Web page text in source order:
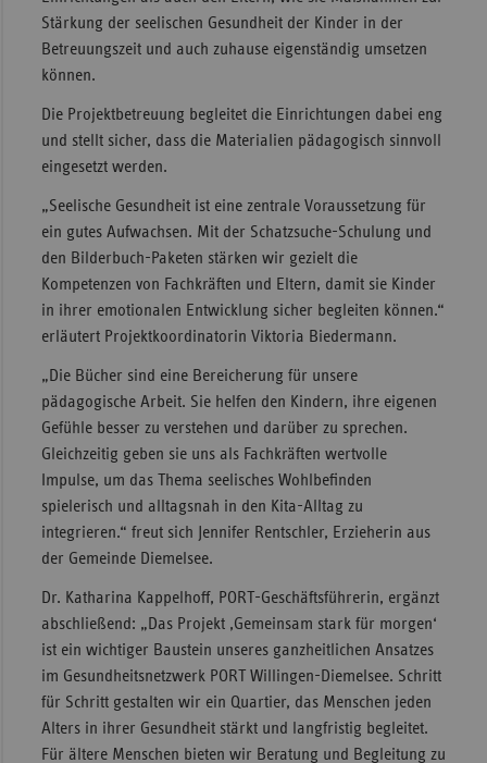
Stärkung der seelischen Gesundheit der Kinder in der
Betreuungszeit und auch zuhause eigenständig umsetzen
können.
Die Projektbetreuung begleitet die Einrichtungen dabei eng
und stellt sicher, dass die Materialien pädagogisch sinnvoll
eingesetzt werden.
„Seelische Gesundheit ist eine zentrale Voraussetzung für
ein gutes Aufwachsen. Mit der Schatzsuche-Schulung und
den Bilderbuch-Paketen stärken wir gezielt die
Kompetenzen von Fachkräften und Eltern, damit sie Kinder
in ihrer emotionalen Entwicklung sicher begleiten können.“
erläutert Projektkoordinatorin Viktoria Biedermann.
„Die Bücher sind eine Bereicherung für unsere
pädagogische Arbeit. Sie helfen den Kindern, ihre eigenen
Gefühle besser zu verstehen und darüber zu sprechen.
Gleichzeitig geben sie uns als Fachkräften wertvolle
Impulse, um das Thema seelisches Wohlbefinden
spielerisch und alltagsnah in den Kita-Alltag zu
integrieren.“ freut sich Jennifer Rentschler, Erzieherin aus
der Gemeinde Diemelsee.
Dr. Katharina Kappelhoff, PORT-Geschäftsführerin, ergänzt
abschließend: „Das Projekt ‚Gemeinsam stark für morgen‘
ist ein wichtiger Baustein unseres ganzheitlichen Ansatzes
im Gesundheitsnetzwerk PORT Willingen-Diemelsee. Schritt
für Schritt gestalten wir ein Quartier, das Menschen jeden
Alters in ihrer Gesundheit stärkt und langfristig begleitet.
Für ältere Menschen bieten wir Beratung und Begleitung zu